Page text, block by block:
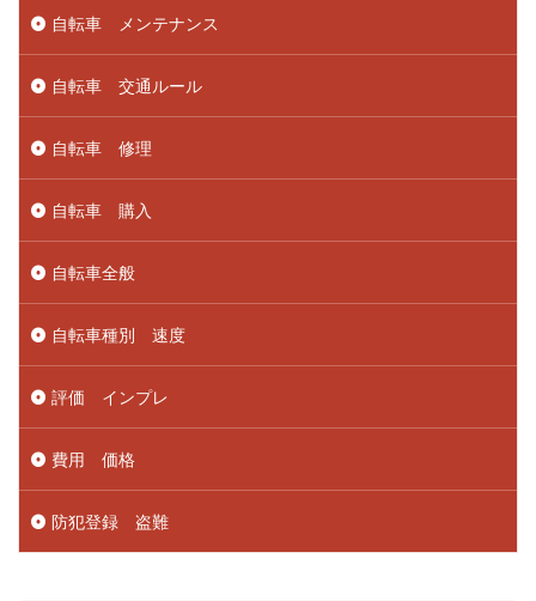
自転車 メンテナンス
自転車 交通ルール
自転車 修理
自転車 購入
自転車全般
自転車種別 速度
評価 インプレ
費用 価格
防犯登録 盗難